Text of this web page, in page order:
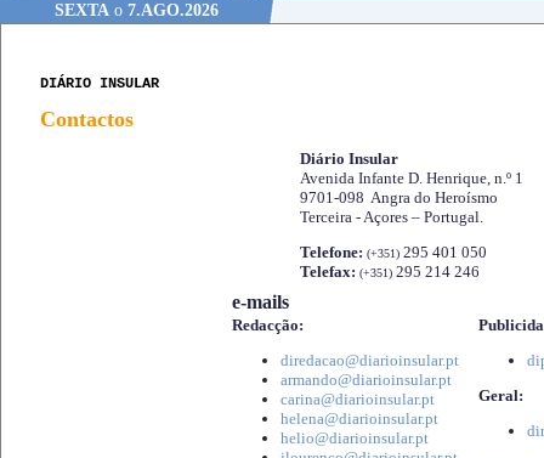
SEXTA o 7.AGO.2026
DIÁRIO INSULAR
Contactos
Diário Insular
Avenida Infante D. Henrique, n.º 1
9701-098 Angra do Heroísmo
Terceira - Açores – Portugal.
Telefone: (+351) 295 401 050
Telefax: (+351) 295 214 246
e-mails
Redacção:
diredacao@diarioinsular.pt
armando@diarioinsular.pt
carina@diarioinsular.pt
helena@diarioinsular.pt
helio@diarioinsular.pt
Geral: